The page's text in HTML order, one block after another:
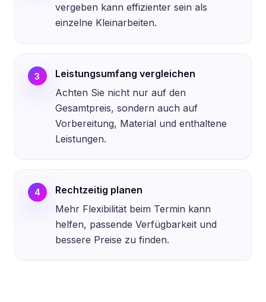
vergeben kann effizienter sein als
einzelne Kleinarbeiten.
3
Leistungsumfang vergleichen
Achten Sie nicht nur auf den
Gesamtpreis, sondern auch auf
Vorbereitung, Material und enthaltene
Leistungen.
4
Rechtzeitig planen
Mehr Flexibilität beim Termin kann
helfen, passende Verfügbarkeit und
bessere Preise zu finden.